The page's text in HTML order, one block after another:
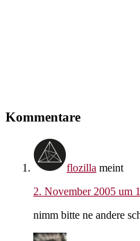
Interaktionen
Kommentare
flozilla meint
2. November 2005 um
nimm bitte ne andere